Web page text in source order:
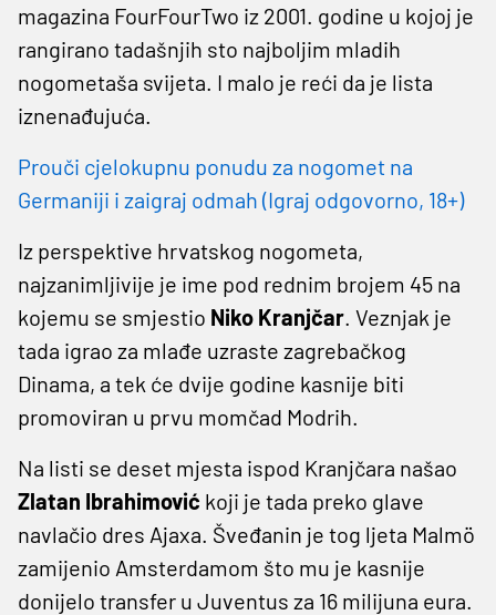
magazina FourFourTwo iz 2001. godine u kojoj je
rangirano tadašnjih sto najboljim mladih
nogometaša svijeta. I malo je reći da je lista
iznenađujuća.
Prouči cjelokupnu ponudu za nogomet na
Germaniji i zaigraj odmah (Igraj odgovorno, 18+)
Iz perspektive hrvatskog nogometa,
najzanimljivije je ime pod rednim brojem 45 na
kojemu se smjestio Niko Kranjčar. Veznjak je
tada igrao za mlađe uzraste zagrebačkog
Dinama, a tek će dvije godine kasnije biti
promoviran u prvu momčad Modrih.
Na listi se deset mjesta ispod Kranjčara našao
Zlatan Ibrahimović koji je tada preko glave
navlačio dres Ajaxa. Šveđanin je tog ljeta Malmö
zamijenio Amsterdamom što mu je kasnije
donijelo transfer u Juventus za 16 milijuna eura.